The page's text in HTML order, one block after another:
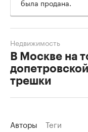
была продана.
В Москве на
трешки
Недвижимость
Авторы Теги